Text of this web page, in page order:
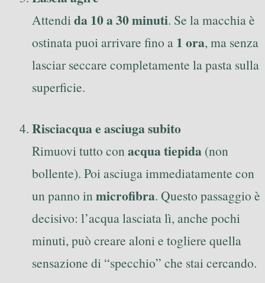
Attendi da 10 a 30 minuti. Se la macchia è
ostinata puoi arrivare fino a 1 ora, ma senza
lasciar seccare completamente la pasta sulla
superficie.
Risciacqua e asciuga subito
Rimuovi tutto conacqua tiepida (non
bollente). Poi asciuga immediatamente con
un panno inmicrofibra. Questo passaggio è
decisivo: l’acqua lasciata lì, anche pochi
minuti, può creare aloni e togliere quella
sensazione di “specchio” che stai cercando.